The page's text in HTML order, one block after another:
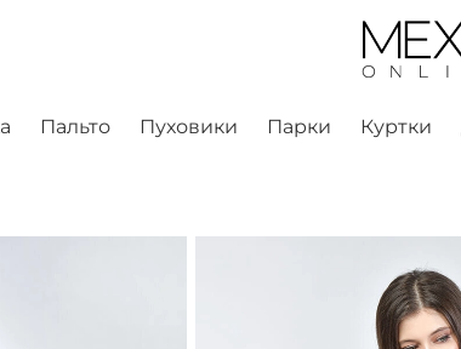
Пальто Пуховики Парки Куртки